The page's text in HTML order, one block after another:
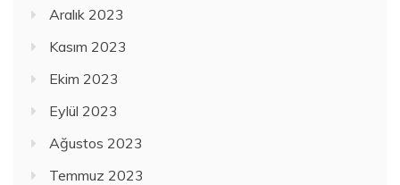
Aralık 2023
Kasım 2023
Ekim 2023
Eylül 2023
Ağustos 2023
Temmuz 2023